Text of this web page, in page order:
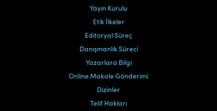
Yayın Kurulu
Etik İlkeler
Editoryal Süreç
Danışmanlık Süreci
Yazarlara Bilgi
Online Makale Gönderimi
Dizinler
Telif Hakları